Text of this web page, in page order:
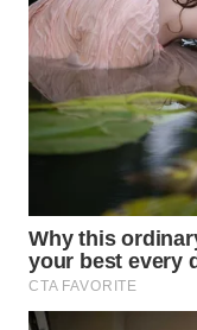
WAHANANEWS
ID
WAHANANEWS
CO ID
WAHANANEWS
NET
WAHANA
SPORT